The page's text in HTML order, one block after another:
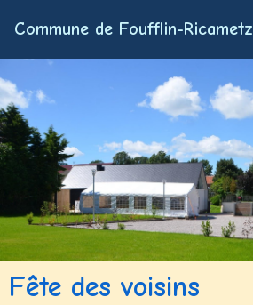
Commune de Foufflin-Ricametz
Fête des voisins